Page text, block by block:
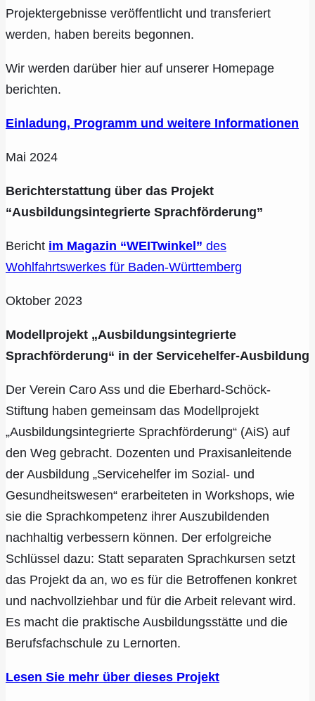
Projektergebnisse veröffentlicht und transferiert
werden, haben bereits begonnen.
Wir werden darüber hier auf unserer Homepage
berichten.
Einladung, Programm und weitere Informationen
Mai 2024
Berichterstattung über das Projekt
“Ausbildungsintegrierte Sprachförderung”
Bericht im Magazin “WEITwinkel” des
Wohlfahrtswerkes für Baden-Württemberg
Oktober 2023
Modellprojekt „Ausbildungsintegrierte
Sprachförderung“ in der Servicehelfer-Ausbildung
Der Verein Caro Ass und die Eberhard-Schöck-
Stiftung haben gemeinsam das Modellprojekt
„Ausbildungsintegrierte Sprachförderung“ (AiS) auf
den Weg gebracht. Dozenten und Praxisanleitende
der Ausbildung „Servicehelfer im Sozial- und
Gesundheitswesen“ erarbeiteten in Workshops, wie
sie die Sprachkompetenz ihrer Auszubildenden
nachhaltig verbessern können. Der erfolgreiche
Schlüssel dazu: Statt separaten Sprachkursen setzt
das Projekt da an, wo es für die Betroffenen konkret
und nachvollziehbar und für die Arbeit relevant wird.
Es macht die praktische Ausbildungsstätte und die
Berufsfachschule zu Lernorten.
Lesen Sie mehr über dieses Projekt